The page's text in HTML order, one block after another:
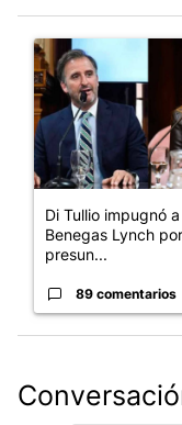
Un artículo de
Di Tullio impugnó
Benegas Lynch
presun...
89 comentarios